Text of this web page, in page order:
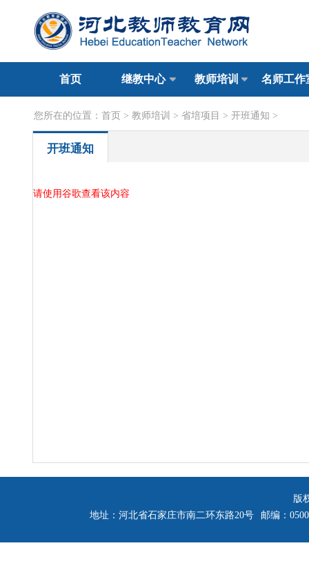
首页 继教中心 教师培训 名师工作
您所在的位置： 首页 > 教师培训 > 省培项目 > 开班通知 >
开班通知
请使用谷歌查看该内容
版
地址：河北省石家庄市南二环东路20号
邮编：